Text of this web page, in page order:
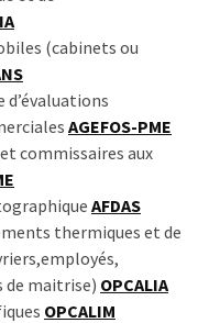
(cabinets ou
d’évaluations
AGEFOS-PME
commissaires aux
AFDAS
thermiques et de
de maitrise) OPCALIA
OPCALIM